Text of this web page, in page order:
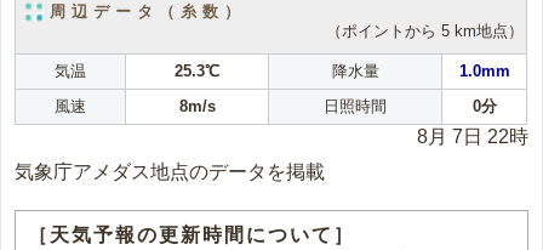
周辺データ（糸数）
（ポイントから 5 km地点）
気温 25.3℃ 降水量
1.0mm
風速
8m/s 日照時間 0分
8月 7日 22時
気象庁アメダス地点のデータを掲載
［天気予報の更新時間について］